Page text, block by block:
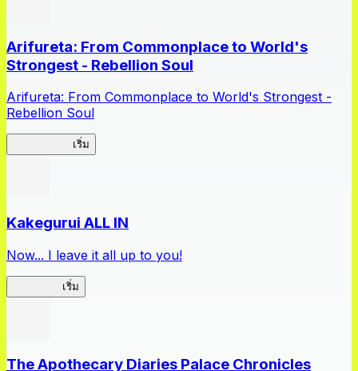
Arifureta: From Commonplace to World's
Strongest - Rebellion Soul
Arifureta: From Commonplace to World's Strongest -
Rebellion Soul
เริ่ม
Kakegurui ALL IN
Now... I leave it all up to you!
เริ่ม
The Apothecary Diaries Palace Chronicles